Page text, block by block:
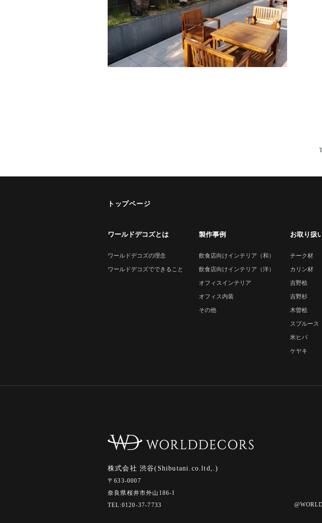
トップページ
ワールドデコズとは
ワールドデコズの理念
ワールドデコズでできること
製作事例
飲食店向けインテリア（和）
飲食店向けインテリア（洋）
オフィスインテリア
オフィス内装
その他
お取り扱
チーク材
カリン材
吉野桧
吉野杉
木曽桧
スブルース
米ヒバ
ケヤキ
株式会社 渋谷(Shibutani.co.ltd,.)
〒633-0007
奈良県桜井市外山186-1
TEL:0120-37-7733